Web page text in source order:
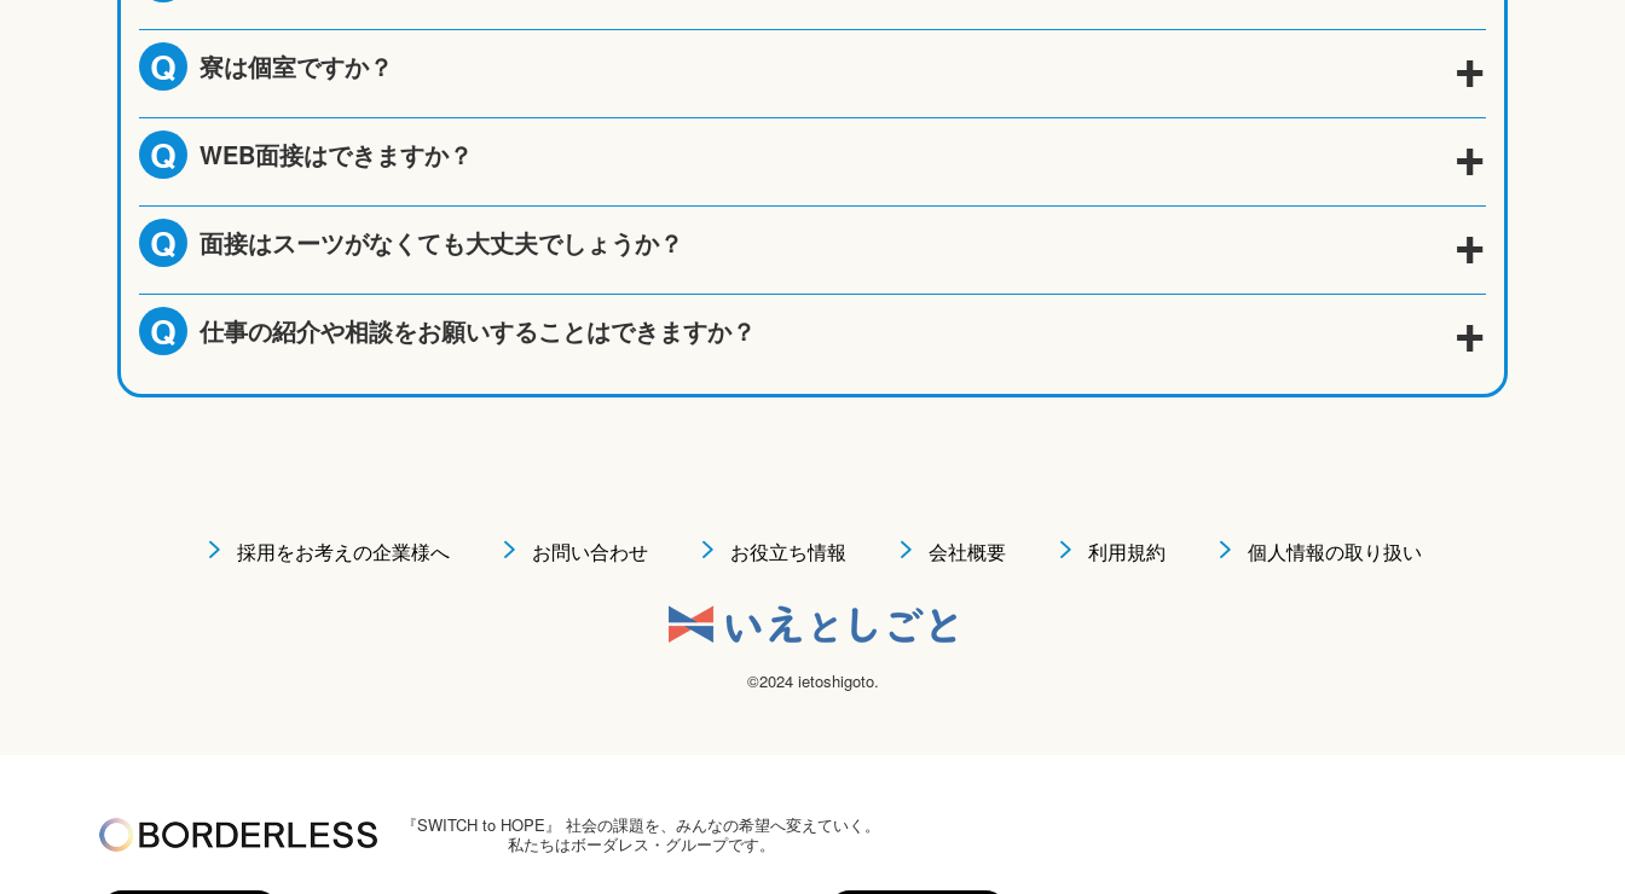
Q 寮は個室ですか？
Q WEB面接はできますか？
Q 面接はスーツがなくても大丈夫でしょうか？
Q 仕事の紹介や相談をお願いすることはできますか？
採用をお考えの企業様へ お問い合わせ お役立ち情報 会社概要 利用規約 個人情報の取り扱い
©2024 ietoshigoto.
『SWITCH to HOPE』 社会の課題を、みんなの希望へ変えていく。
私たちはボーダレス・グループです。